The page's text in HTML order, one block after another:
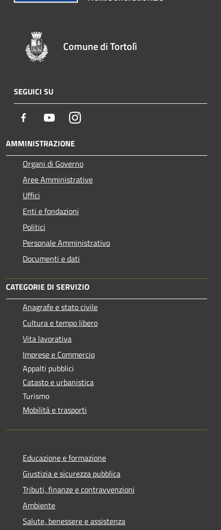
Comune di Tortolì
SEGUICI SU
Facebook YoutubeInstagram
AMMINISTRAZIONE
Organi di Governo
Aree Amministrative
Uffici
Enti e fondazioni
Politici
Personale Amministrativo
Documenti e dati
CATEGORIE DI SERVIZIO
Anagrafe e stato civile
Cultura e tempo libero
Vita lavorativa
Imprese e Commercio
Appalti pubblici
Catasto e urbanistica
Turismo
Mobilità e trasporti
Educazione e formazione
Giustizia e sicurezza pubblica
Tributi, finanze e contravvenzioni
Ambiente
Salute, benessere e assistenza